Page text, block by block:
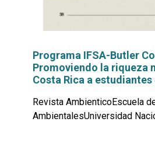
Programa IFSA-Butler
Promoviendo la riqueza
Costa Rica a
Revista AmbienticoEscuela
AmbientalesUniversidad